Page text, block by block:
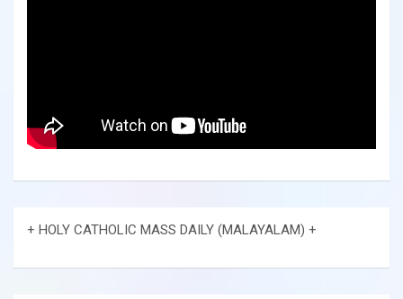
+ HOLY CATHOLIC MASS DAILY (MALAYALAM) +